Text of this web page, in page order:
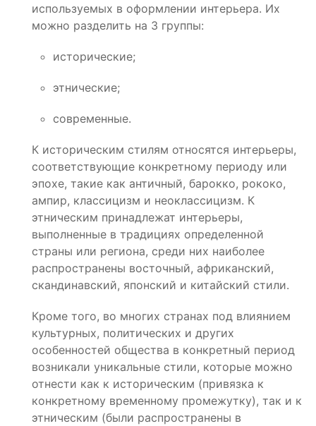
используемых в оформлении интерьера. Их
можно разделить на 3 группы:
исторические;
этнические;
современные.
К историческим стилям относятся интерьеры,
соответствующие конкретному периоду или
эпохе, такие как античный, барокко, рококо,
ампир, классицизм и неоклассицизм. К
этническим принадлежат интерьеры,
выполненные в традициях определенной
страны или региона, среди них наиболее
распространены восточный, африканский,
скандинавский, японский и китайский стили.
Кроме того, во многих странах под влиянием
культурных, политических и других
особенностей общества в конкретный период
возникали уникальные стили, которые можно
отнести как к историческим (привязка к
конкретному временному промежутку), так и к
этническим (были распространены в